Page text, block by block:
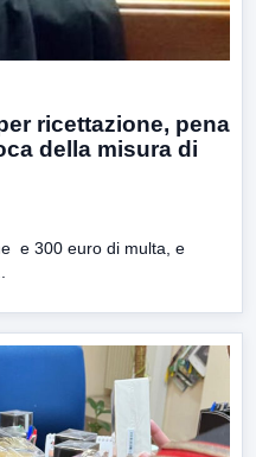
ricettazione, pena
della misura di
e 300 euro di multa, e